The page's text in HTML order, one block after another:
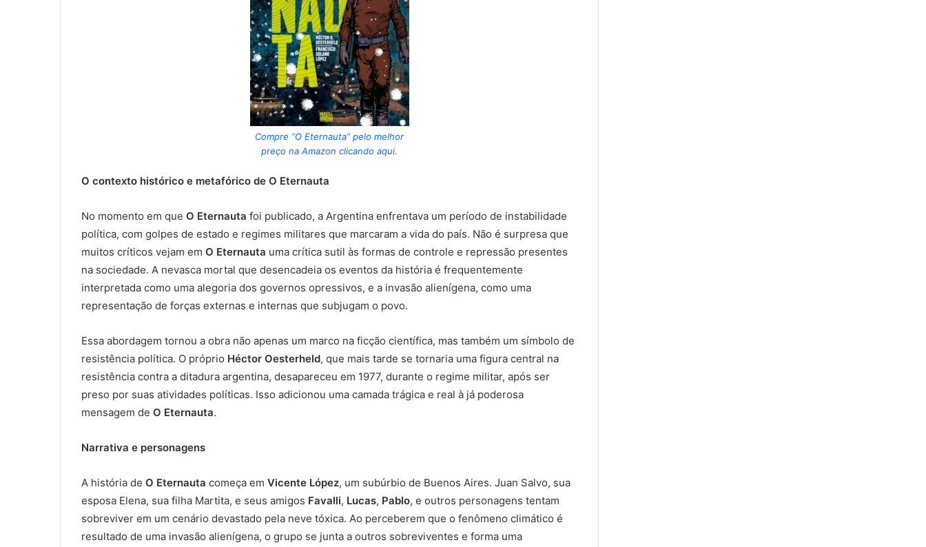
Compre “O Eternauta” pelo melhor
preço na Amazon clicando aqui.
O contexto histórico e metafórico de O Eternauta
No momento em que O Eternauta foi publicado, a Argentina enfrentava um período de instabilidade
política, com golpes de estado e regimes militares que marcaram a vida do país. Não é surpresa que
muitos críticos vejam em O Eternauta uma crítica sutil às formas de controle e repressão presentes
na sociedade. A nevasca mortal que desencadeia os eventos da história é frequentemente
interpretada como uma alegoria dos governos opressivos, e a invasão alienígena, como uma
representação de forças externas e internas que subjugam o povo.
Essa abordagem tornou a obra não apenas um marco na ficção científica, mas também um símbolo de
resistência política. O próprio Héctor Oesterheld, que mais tarde se tornaria uma figura central na
resistência contra a ditadura argentina, desapareceu em 1977, durante o regime militar, após ser
preso por suas atividades políticas. Isso adicionou uma camada trágica e real à já poderosa
mensagem de O Eternauta.
Narrativa e personagens
A história de O Eternauta começa em Vicente López, um subúrbio de Buenos Aires. Juan Salvo, sua
esposa Elena, sua filha Martita, e seus amigos Favalli, Lucas, Pablo, e outros personagens tentam
sobreviver em um cenário devastado pela neve tóxica. Ao perceberem que o fenômeno climático é
resultado de uma invasão alienígena, o grupo se junta a outros sobreviventes e forma uma